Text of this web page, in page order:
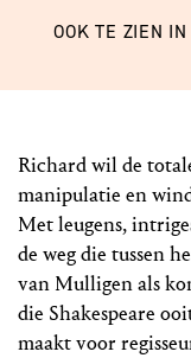
Richard wil de
manipulatie en
Met leugens,
de weg die tussen
van Mulligen als
die Shakespeare
maakt voor
OOK TE ZIEN